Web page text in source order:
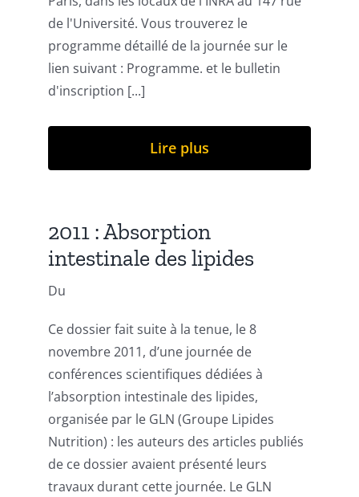
de l'Université. Vous trouverez le
programme détaillé de la journée sur le
lien suivant : Programme. et le bulletin
d'inscription [...]
Lire plus
2011 : Absorption
intestinale des lipides
Du
Ce dossier fait suite à la tenue, le 8
novembre 2011, d’une journée de
conférences scientifiques dédiées à
l’absorption intestinale des lipides,
organisée par le GLN (Groupe Lipides
Nutrition) : les auteurs des articles publiés
de ce dossier avaient présenté leurs
travaux durant cette journée. Le GLN